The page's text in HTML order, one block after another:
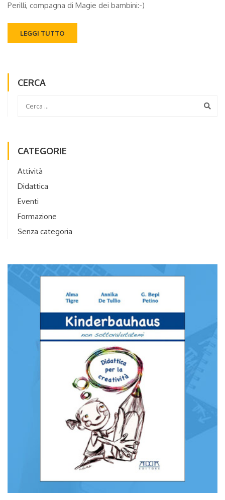
Perilli, compagna di Magie dei bambini:-)
LEGGI TUTTO
CERCA
CATEGORIE
Attività
Didattica
Eventi
Formazione
Senza categoria